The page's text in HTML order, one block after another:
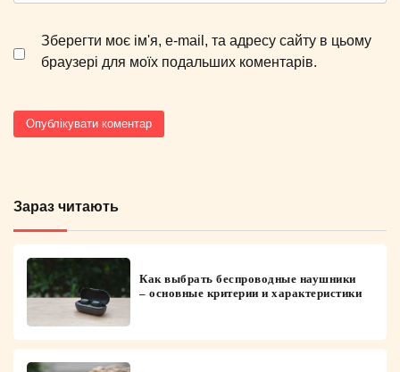
Зберегти моє ім'я, e-mail, та адресу сайту в цьому
браузері для моїх подальших коментарів.
Зараз читають
Как выбрать беспроводные наушники
– основные критерии и характеристики